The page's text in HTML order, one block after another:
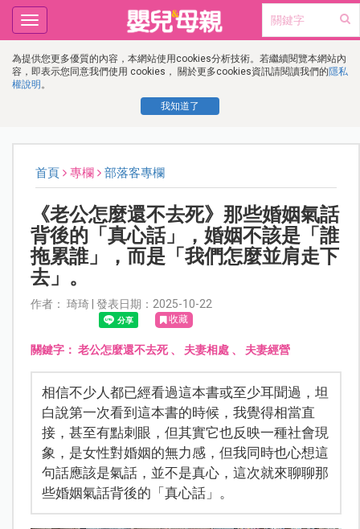
為提供您更多優質的內容，本網站使用cookies分析技術。若繼續閱覽本網站內
容，即表示您同意我們使用 cookies， 關於更多cookies資訊請閱讀我們的隱私
權說明 。
我知道了
Toggle
navigation
首頁 專欄 部落客專欄
《老公怎麼還不去死》那些婚姻氣話
背後的「真心話」，婚姻不該是「誰
拖累誰」，而是「我們怎麼並肩走下
去」。
作者： 琦琦 | 發表日期：2025-10-22
收藏
關鍵字： 老公怎麼還不去死、 夫妻相處、 夫妻經營
相信不少人都已經看過這本書或至少耳聞過，坦
白說第一次看到這本書的時候，我覺得相當直
接，甚至有點刺眼，但其實它也反映一種社會現
象，是女性對婚姻的無力感，但我同時也心想這
句話應該是氣話，並不是真心，這次就來聊聊那
些婚姻氣話背後的「真心話」。